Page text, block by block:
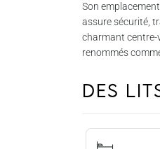
Son
assure sécurité,
charmant centre-
renommés
Des